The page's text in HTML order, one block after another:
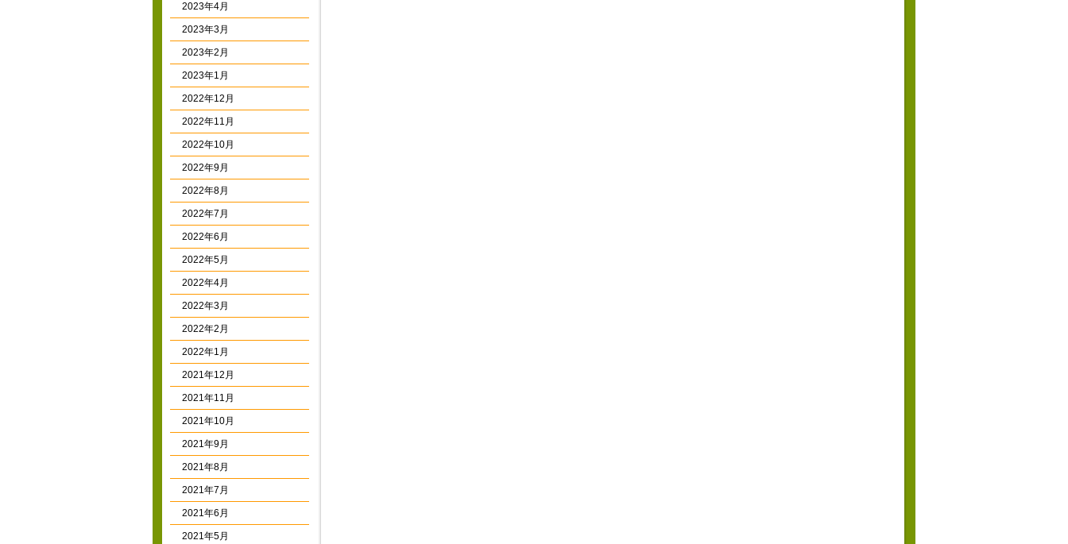
2023年4月
2023年3月
2023年2月
2023年1月
2022年12月
2022年11月
2022年10月
2022年9月
2022年8月
2022年7月
2022年6月
2022年5月
2022年4月
2022年3月
2022年2月
2022年1月
2021年12月
2021年11月
2021年10月
2021年9月
2021年8月
2021年7月
2021年6月
2021年5月